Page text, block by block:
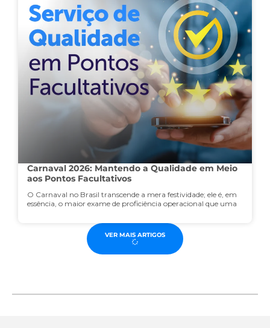
Carnaval 2026: Mantendo a Qualidade em Meio
aos Pontos Facultativos
O Carnaval no Brasil transcende a mera festividade; ele é, em
essência, o maior exame de proficiência operacional que uma
VER MAIS ARTIGOS